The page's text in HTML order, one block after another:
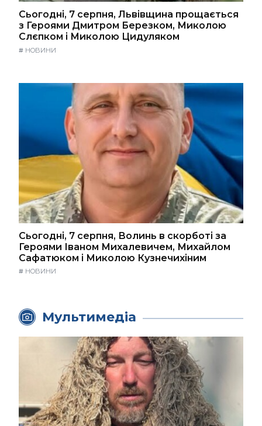
Сьогодні, 7 серпня, Львівщина прощається
з Героями Дмитром Березком, Миколою
Слєпком і Миколою Цидуляком
# НОВИНИ
Сьогодні, 7 серпня, Волинь в скорботі за
Героями Іваном Михалевичем, Михайлом
Сафатюком і Миколою Кузнечихіним
# НОВИНИ
Мультимедіа